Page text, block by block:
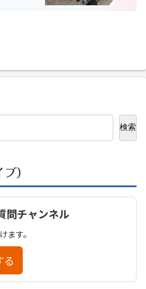
検索
）
問チャンネル
ます。